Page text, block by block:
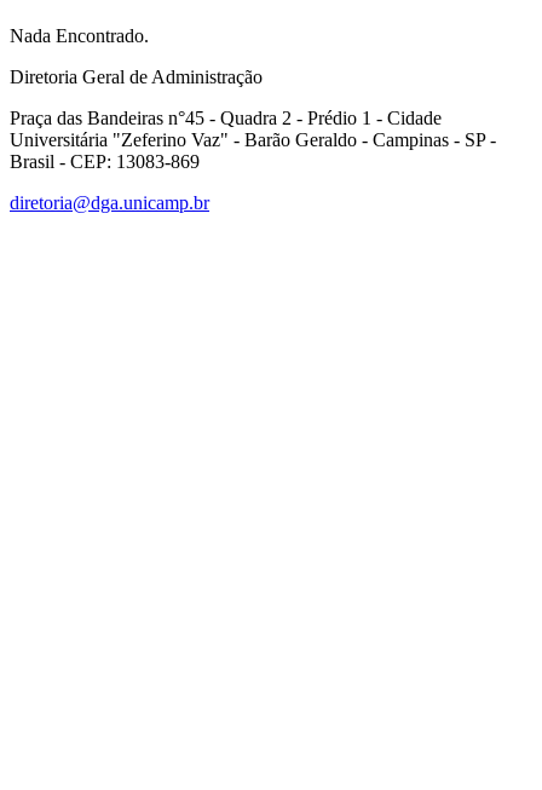
Nada Encontrado.
Diretoria Geral de Administração
Praça das Bandeiras n°45 - Quadra 2 - Prédio 1 - Cidade
Universitária "Zeferino Vaz" - Barão Geraldo - Campinas - SP -
Brasil - CEP: 13083-869
diretoria@dga.unicamp.br